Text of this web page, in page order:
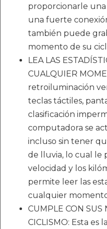
proporcionarle
una fuerte
también puede
momento de su
LEA LAS
CUALQUIER
retroiluminación
teclas táctiles,
clasificación
computadora se
incluso sin tener
de lluvia, lo cual le
velocidad y los
permite leer las
cualquier
CUMPLE CON SUS
CICLISMO: Esta es